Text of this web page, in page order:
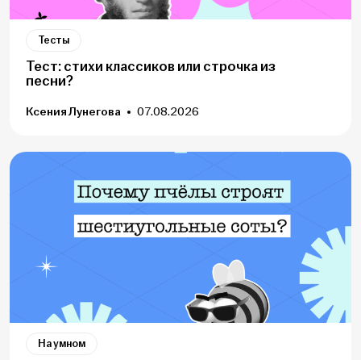
Тесты
Тест: стихи классиков или строчка из
песни?
Ксения Лунегова 07.08.2026
На умном